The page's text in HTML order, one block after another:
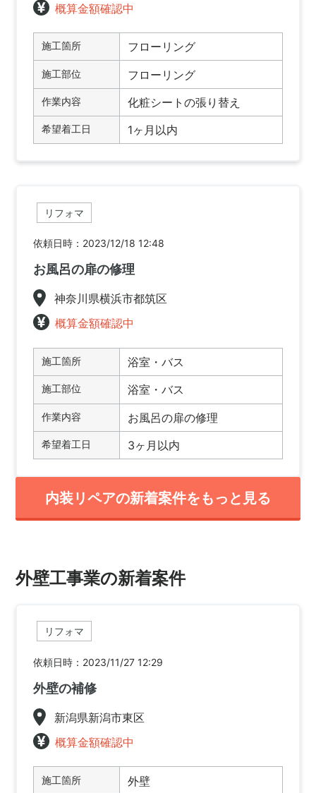
概算金額確認中
施工箇所 フローリング
施工部位 フローリング
作業内容 化粧シートの張り替え
希望着工日 1ヶ月以内
リフォマ
依頼日時：2023/12/18 12:48
お風呂の扉の修理
神奈川県横浜市都筑区
概算金額確認中
施工箇所 浴室・バス
施工部位 浴室・バス
作業内容 お風呂の扉の修理
希望着工日 3ヶ月以内
内装リペアの新着案件をもっと見る
外壁工事業の新着案件
リフォマ
依頼日時：2023/11/27 12:29
外壁の補修
新潟県新潟市東区
概算金額確認中
施工箇所 外壁